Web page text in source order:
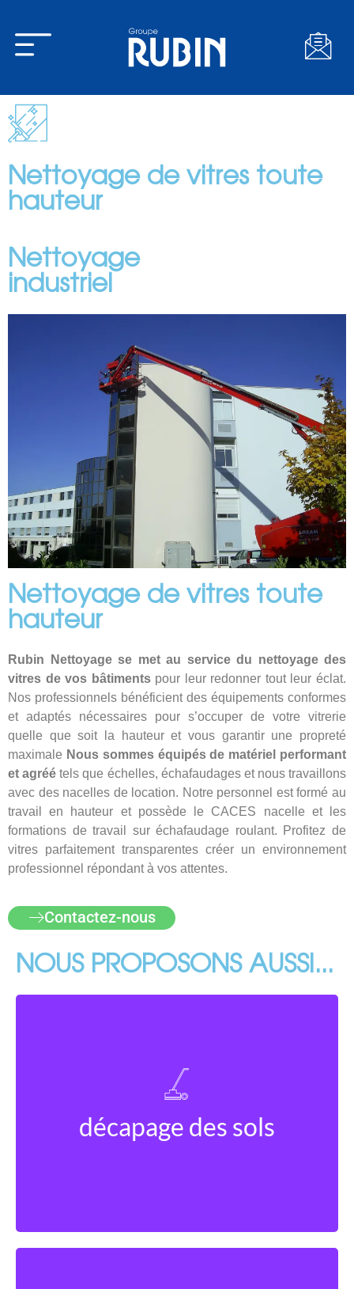
Nettoyage de vitres toute
hauteur
Nettoyage
industriel
Nettoyage de vitres toute
hauteur
Rubin Nettoyage se met au service du nettoyage des
vitres de vos bâtimentspour leur redonner tout leur éclat.
Nos professionnels bénéficient des équipements conformes
et adaptés nécessaires pour s’occuper de votre vitrerie
quelle que soit la hauteur et vous garantir une propreté
maximale Nous sommes équipés de matériel performant
et agréé tels que échelles, échafaudages et nous travaillons
avec des nacelles de location. Notre personnel est formé au
travail en hauteur et possède le CACES nacelle et les
formations de travail sur échafaudage roulant. Profitez de
vitres parfaitement transparentes créer un environnement
professionnel répondant à vos attentes.
Contactez-nous
NOUS PROPOSONS AUSSI...
décapage des sols
Découvrir